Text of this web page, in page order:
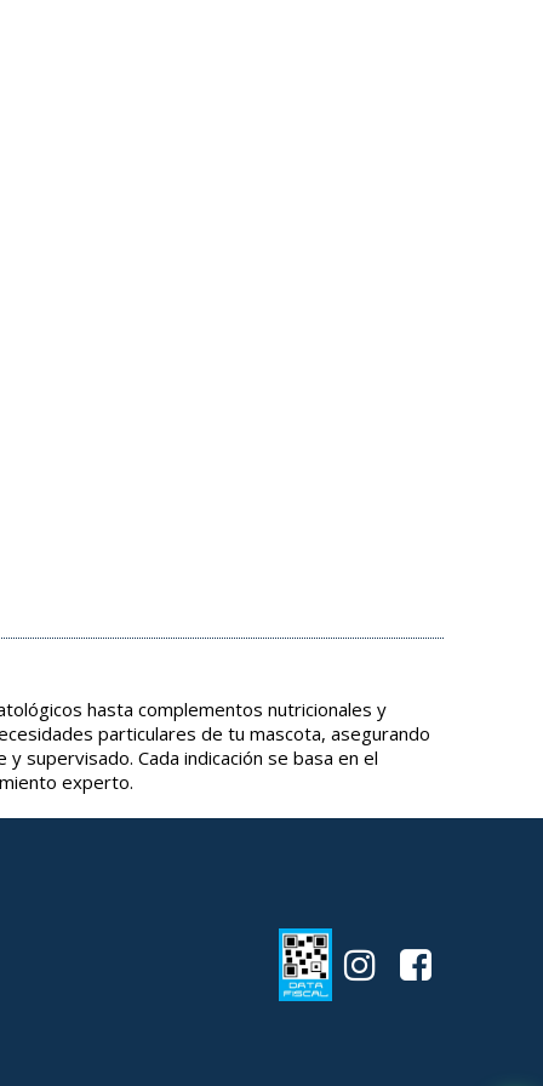
hasta complementos nutricionales y
particulares de tu mascota, asegurando
supervisado. Cada indicación se basa en el
experto.